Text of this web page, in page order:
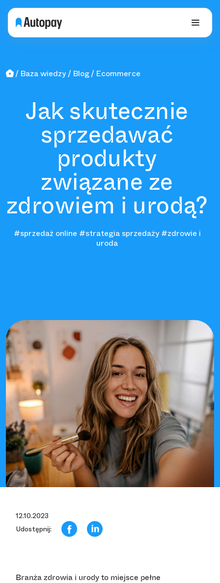
Baza wiedzy Blog Ecommerce
Jak skutecznie
sprzedawać
produkty
związane ze
zdrowiem i urodą?
#sprzedaż online #strategia sprzedaży #zdrowie i
uroda
12.10.2023
Udostępnij:
Branża zdrowia i urody to miejsce pełne